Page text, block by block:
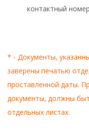
контактный
* - Документы,
заверены печатью
проставленной даты.
документы, должны
отдельных листах.